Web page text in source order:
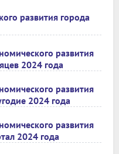
развития города
развития
2024 года
развития
2024 года
развития
2024 года